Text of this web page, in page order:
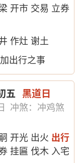
开市 交易 立券
作灶 谢土
出行之事
五 黑道日
冲煞：冲鸡煞
开光 出火 出行
挂匾 伐木 入宅